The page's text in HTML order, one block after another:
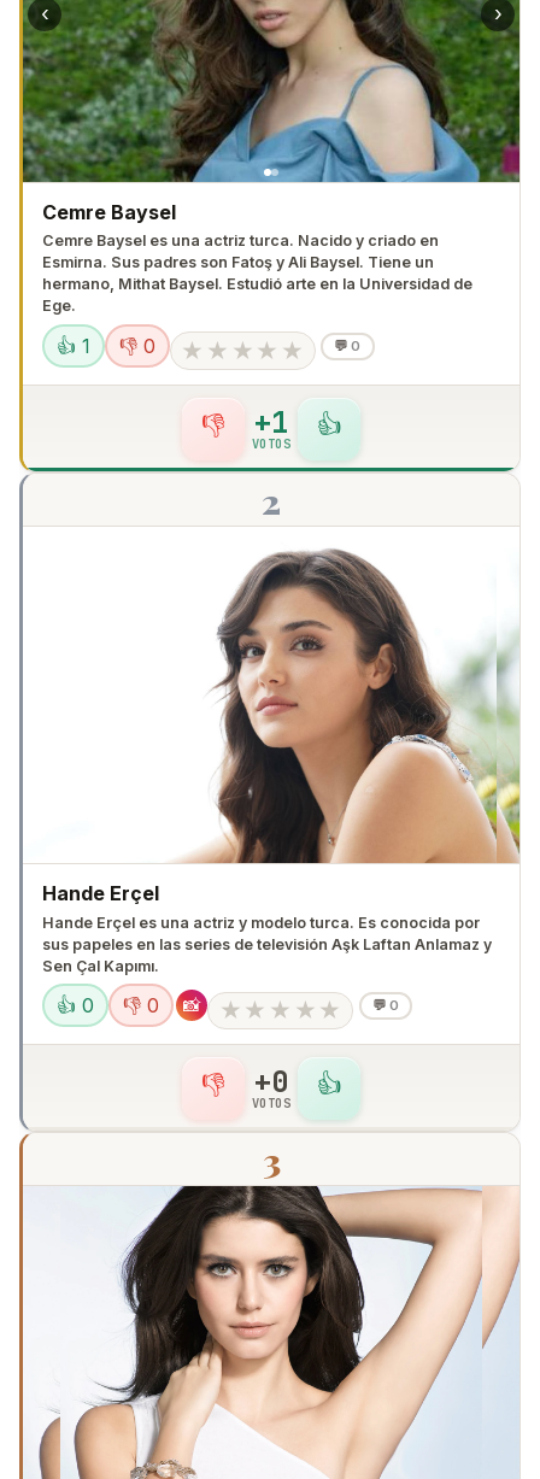
‹ ›
Cemre Baysel
Cemre Baysel es una actriz turca. Nacido y criado en
Esmirna. Sus padres son Fatoş y Ali Baysel. Tiene un
hermano, Mithat Baysel. Estudió arte en la Universidad de
Ege.
👍 1 👎 0 ★ ★ ★ ★ ★ 💬 0
👍
+1
VOTOS
👎
2
Hande Erçel
Hande Erçel es una actriz y modelo turca. Es conocida por
sus papeles en las series de televisión Aşk Laftan Anlamaz y
Sen Çal Kapımı.
👍 0 👎 0 📸 ★ ★ ★ ★ ★ 💬 0
👍
+0
VOTOS
👎
3